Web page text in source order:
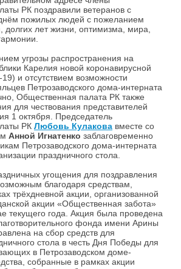
РК поздравили ветеранов с
пожилых людей с пожеланием
долгих лет жизни, оптимизма, мира,
угрозы распространения на
Карелия новой коронавирусной
и отсутствием возможности
Петрозаводского дома-интерната
Общественная палата РК также
для чествования представителей
1 октября. Председатель
РК Любовь Кулакова вместе со
Анной Игнатенко заблаговременно
Петрозаводского дома-интерната
праздничного стола.
угощения для поздравления
благодаря средствам,
трёхдневной акции, организованной
акции «Общественная забота»
текущего года. Акция была проведена
фонда имени Арины
на сбор средств для
стола в честь Дня Победы для
в Петрозаводском доме-
собранные в рамках акции